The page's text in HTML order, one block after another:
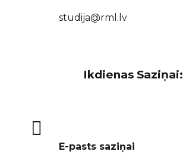
studija@rml.lv
Ikdienas Saziņai:

E-pasts saziņai